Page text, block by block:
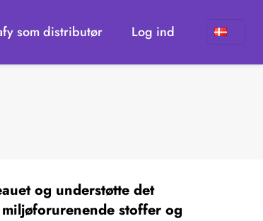
som distributør Log ind
og understøtte det
stoffer og